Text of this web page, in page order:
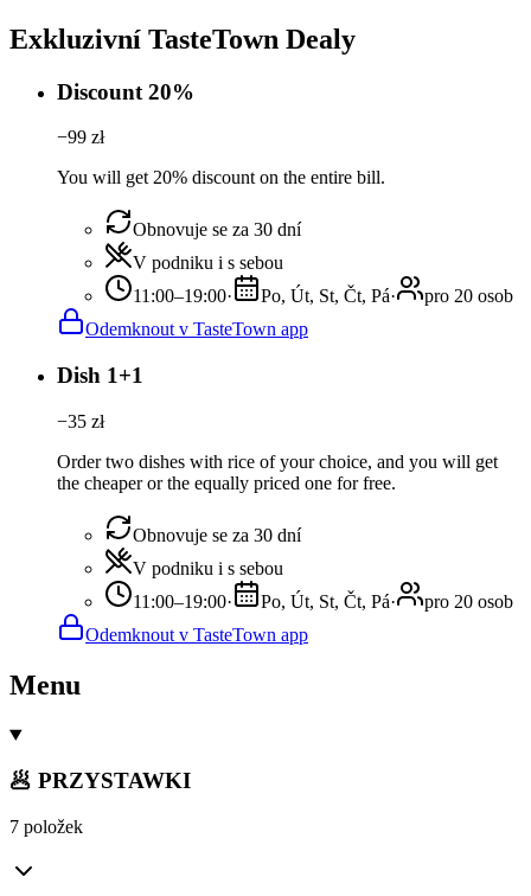
Exkluzivní TasteTown Dealy
Discount 20%
−99 zł
You will get 20% discount on the entire bill.
Obnovuje se za 30 dní
V podniku i s sebou
11:00–19:00· Po, Út, St, Čt, Pá·
pro 20 osob
Odemknout v TasteTown app
Dish 1+1
−35 zł
Order two dishes with rice of your choice, and you will get
the cheaper or the equally priced one for free.
Obnovuje se za 30 dní
V podniku i s sebou
11:00–19:00· Po, Út, St, Čt, Pá·
pro 20 osob
Odemknout v TasteTown app
Menu
🥟 PRZYSTAWKI
7 položek